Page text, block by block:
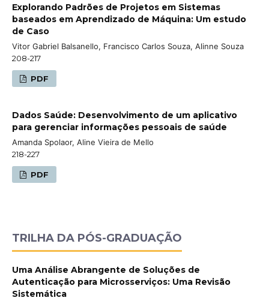
Explorando Padrões de Projetos em Sistemas
baseados em Aprendizado de Máquina: Um estudo
de Caso
Vitor Gabriel Balsanello, Francisco Carlos Souza, Alinne Souza
208-217
PDF
Dados Saúde: Desenvolvimento de um aplicativo
para gerenciar informações pessoais de saúde
Amanda Spolaor, Aline Vieira de Mello
218-227
PDF
TRILHA DA PÓS-GRADUAÇÃO
Uma Análise Abrangente de Soluções de
Autenticação para Microsserviços: Uma Revisão
Sistemática